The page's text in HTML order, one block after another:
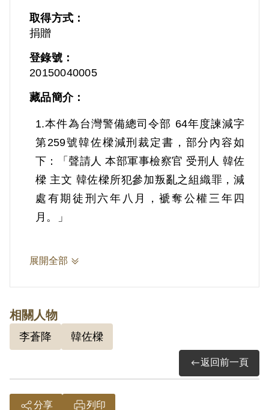
取得方式：
捐贈
登錄號：
20150040005
藏品簡介：
1.本件為台灣警備總司令部 64年度諫減字
第259號韓佐樑減刑裁定書，部分內容如
下：「聲請人 本部軍事檢察官 受刑人 韓佐
樑 主文 韓佐樑所犯參加叛亂之組織罪，減
處有期徒刑六年八月，褫奪公權三年四
月。」
2.韓佐樑（1926-），浙江青田人。依(60)
公司高雄煉油廠工程師，韓佐樑曾由李蒼降
吸收加入「臺灣愛國青年同盟會」，受李君
領導，迄未辦理自首表白。1970年9月22日
被羈押。1971年經臺灣警備總司令部以
《懲治叛亂條例》第5條「參加叛亂之組
備總司令部裁定減處有期徒刑6年8月。
展開全部
相關人物
李蒼降 韓佐樑
返回前一頁
分享 列印